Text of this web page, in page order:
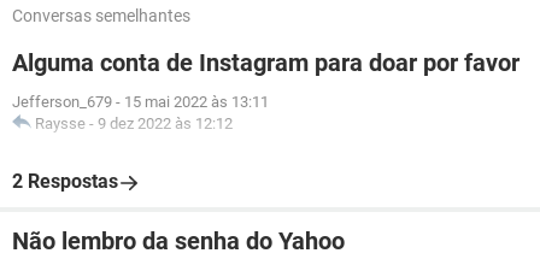
Conversas semelhantes
Alguma conta de Instagram para doar por favor
Jefferson_679 - 15 mai 2022 às 13:11
Raysse - 9 dez 2022 às 12:12
2 Respostas
Não lembro da senha do Yahoo